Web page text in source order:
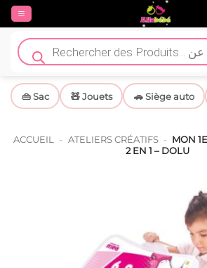
Passer
contenu
Recherche
de
produits
👜 Sac 🧸 Jouets 🚗 Siège auto
ACCUEIL - ATELIERS CRÉATIFS - MON
2 EN 1 – DOLU